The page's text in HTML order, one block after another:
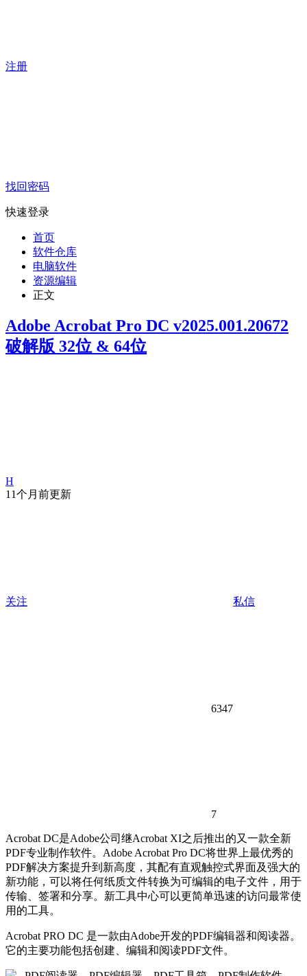
注册
找回密码
快速登录
首页
软件仓库
电脑软件
资源编辑
正文
Adobe Acrobat Pro DC v2025.001.20672
破解版 32位 & 64位
H
11个月前更新
关注 私信
6347
7
Acrobat DC是Adobe公司继Acrobat XI之后推出的又一款全新
PDF专业制作软件。Adobe Acrobat Pro DC将世界上最优秀的
PDF解决方案提升到新高度，其配有直观触控式界面及强大的
新功能，可以将任何纸质文件转换为可编辑的电子文件，用于
传输、签署和分享。新工具中心可以更简单迅速的访问最常使
用的工具。
Acrobat PRO DC 是一款由Adobe开发的PDF编辑器和阅读器。
它的主要功能包括创建、编辑和阅读PDF文件。